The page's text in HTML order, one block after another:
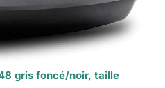
gris foncé/noir, taille